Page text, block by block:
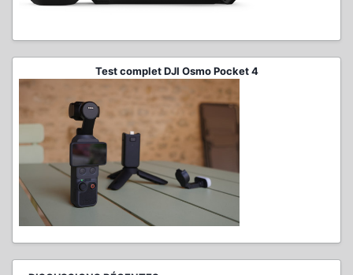
Test complet DJI Osmo Pocket 4